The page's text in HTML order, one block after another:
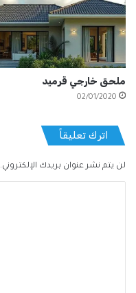
ملحق خارجي قرميد
02/01/2020
اترك تعليقاً
لن يتم نشر عنوان بريدك الإلكتروني.